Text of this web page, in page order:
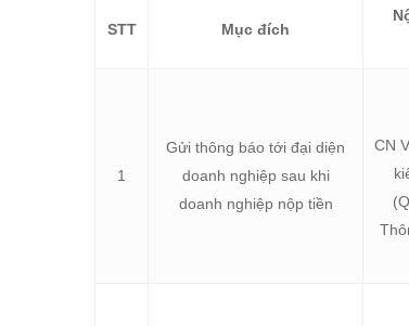
STT Mục đích
1
Gửi thông báo tới đại diện
doanh nghiệp sau khi
doanh nghiệp nộp tiền
CN